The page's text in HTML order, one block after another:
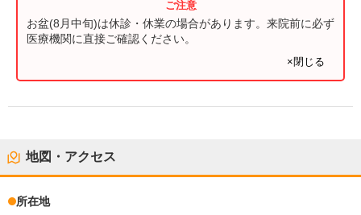
お盆(8月中旬)は休診・休業の場合があります。来院前に必ず
医療機関に直接ご確認ください。
×閉じる
地図・アクセス
所在地